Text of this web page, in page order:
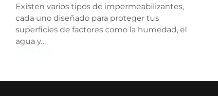
Existen varios tipos de impermeabilizantes,
cada uno diseñado para proteger tus
superficies de factores como la humedad, el
agua y…